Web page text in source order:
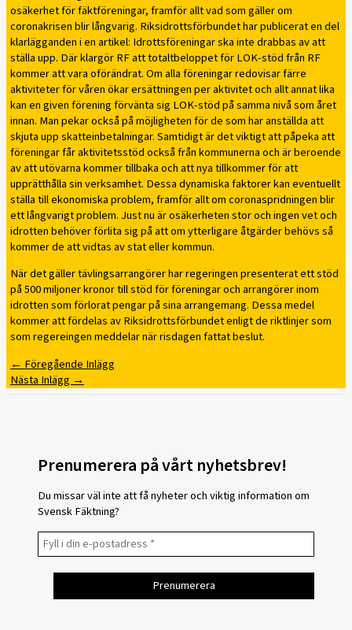
osäkerhet för fäktföreningar, framför allt vad som gäller om
coronakrisen blir långvarig. Riksidrottsförbundet har publicerat en del
klarlägganden i en artikel: Idrottsföreningar ska inte drabbas av att
ställa upp. Där klargör RF att totaltbeloppet för LOK-stöd från RF
kommer att vara oförändrat. Om alla föreningar redovisar färre
aktiviteter för våren ökar ersättningen per aktivitet och allt annat lika
kan en given förening förvänta sig LOK-stöd på samma nivå som året
innan. Man pekar också på möjligheten för de som har anställda att
skjuta upp skatteinbetalningar. Samtidigt är det viktigt att påpeka att
föreningar får aktivitetsstöd också från kommunerna och är beroende
av att utövarna kommer tillbaka och att nya tillkommer för att
upprätthålla sin verksamhet. Dessa dynamiska faktorer kan eventuellt
ställa till ekonomiska problem, framför allt om coronaspridningen blir
ett långvarigt problem. Just nu är osäkerheten stor och ingen vet och
idrotten behöver förlita sig på att om ytterligare åtgärder behövs så
kommer de att vidtas av stat eller kommun.
När det gäller tävlingsarrangörer har regeringen presenterat ett stöd
på 500 miljoner kronor till stöd för föreningar och arrangörer inom
idrotten som förlorat pengar på sina arrangemang. Dessa medel
kommer att fördelas av Riksidrottsförbundet enligt de riktlinjer som
som regereingen meddelar när risdagen fattat beslut.
← Föregående Inlägg
Nästa Inlägg →
Prenumerera på vårt nyhetsbrev!
Du missar väl inte att få nyheter och viktig information om
Svensk Fäktning?